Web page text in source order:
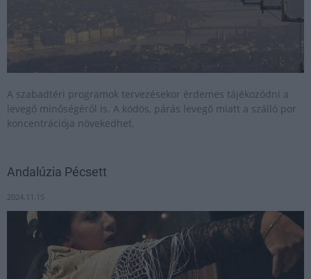
A szabadtéri programok tervezésekor érdemes tájékozódni a
levegő minőségéről is. A ködös, párás levegő miatt a szálló por
koncentrációja növekedhet.
Andalúzia Pécsett
2024.11.15